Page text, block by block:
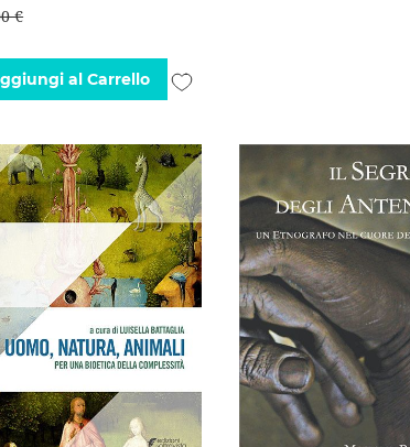
€
al Carrello
Aggiungi
lista
desideri